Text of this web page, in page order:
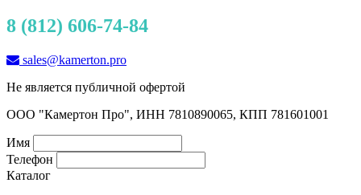
8 (812) 606-74-84
sales@kamerton.pro
Не является публичной офертой
ООО "Камертон Про", ИНН 7810890065, КПП 781601001
Имя
Телефон
Каталог